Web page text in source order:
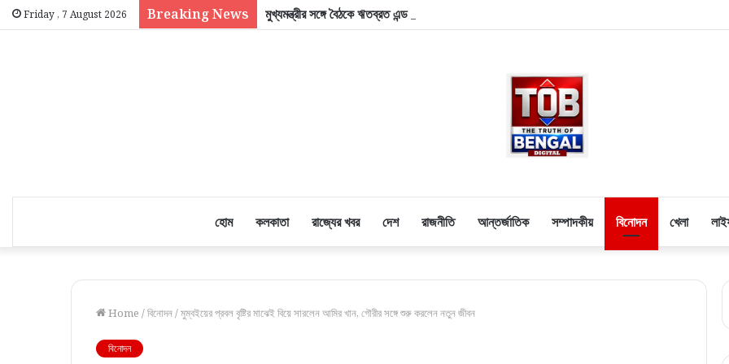
Friday , 7 August 2026 Breaking News মুখ্যমন্ত্রীর সঙ্গে বৈঠকে ঋতব্রত এন্ড কোম্পানি
হোম কলকাতা রাজ্যের খবর দেশ রাজনীতি আন্তর্জাতিক সম্পাদকীয় বিনোদন খেলা
Home /বিনোদন/মুম্বইয়ের প্রবল বৃষ্টির মাঝেই বিয়ে সারলেন আমির খান, গৌরীর সঙ্গে শুরু করলেন নতুন জীবন
বিনোদন